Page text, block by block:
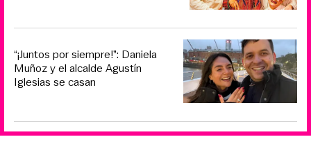
“¡Juntos por siempre!”: Daniela
Muñoz y el alcalde Agustín
Iglesias se casan